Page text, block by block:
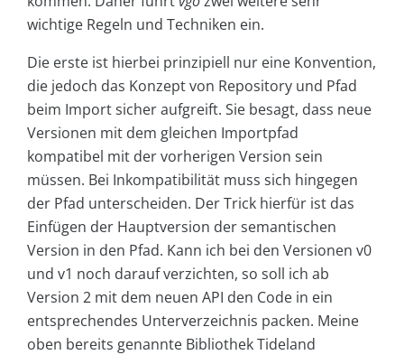
wichtige Regeln und Techniken ein.
Die erste ist hierbei prinzipiell nur eine Konvention,
die jedoch das Konzept von Repository und Pfad
beim Import sicher aufgreift. Sie besagt, dass neue
Versionen mit dem gleichen Importpfad
kompatibel mit der vorherigen Version sein
müssen. Bei Inkompatibilität muss sich hingegen
der Pfad unterscheiden. Der Trick hierfür ist das
Einfügen der Hauptversion der semantischen
Version in den Pfad. Kann ich bei den Versionen v0
und v1 noch darauf verzichten, so soll ich ab
Version 2 mit dem neuen API den Code in ein
entsprechendes Unterverzeichnis packen. Meine
oben bereits genannte Bibliothek Tideland